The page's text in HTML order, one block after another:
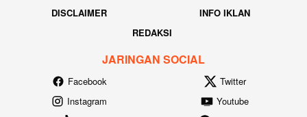
DISCLAIMER
INFO IKLAN
REDAKSI
JARINGAN SOCIAL
Facebook
Twitter
Instagram
Youtube